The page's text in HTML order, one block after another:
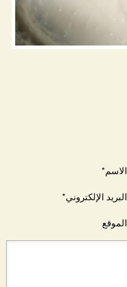
الاسم*
البريد الإلكتروني*
الموقع